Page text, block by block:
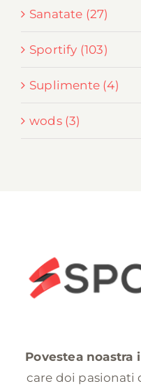
Sanatate (27)
Sportify (103)
Suplimente (4)
wods (3)
Povestea noastra
care doi pasionati